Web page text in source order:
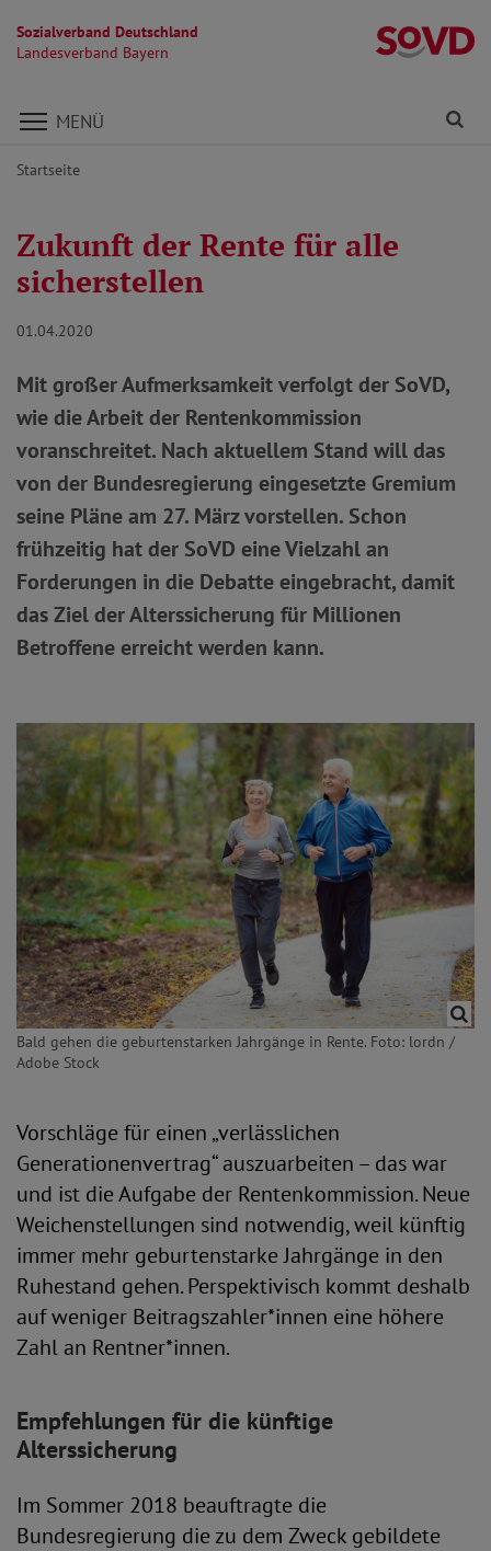
Sozialverband Deutschland
Landesverband Bayern
Direkt zu den Inhalten springen
MENÜ
Startseite
Zukunft der Rente für alle
sicherstellen
01.04.2020
Mit großer Aufmerksamkeit verfolgt der SoVD,
wie die Arbeit der Rentenkommission
voranschreitet. Nach aktuellem Stand will das
von der Bundesregierung eingesetzte Gremium
seine Pläne am 27. März vorstellen. Schon
frühzeitig hat der SoVD eine Vielzahl an
Forderungen in die Debatte eingebracht, damit
das Ziel der Alterssicherung für Millionen
Betroffene erreicht werden kann.
Bald gehen die geburtenstarken Jahrgänge in Rente. Foto: lordn /
Adobe Stock
Vorschläge für einen „verlässlichen
Generationenvertrag“ auszuarbeiten – das war
und ist die Aufgabe der Rentenkommission. Neue
Weichenstellungen sind notwendig, weil künftig
immer mehr geburtenstarke Jahrgänge in den
Ruhestand gehen. Perspektivisch kommt deshalb
auf weniger Beitragszahler*innen eine höhere
Zahl an Rentner*innen.
Empfehlungen für die künftige
Alterssicherung
Im Sommer 2018 beauftragte die
Bundesregierung die zu dem Zweck gebildete